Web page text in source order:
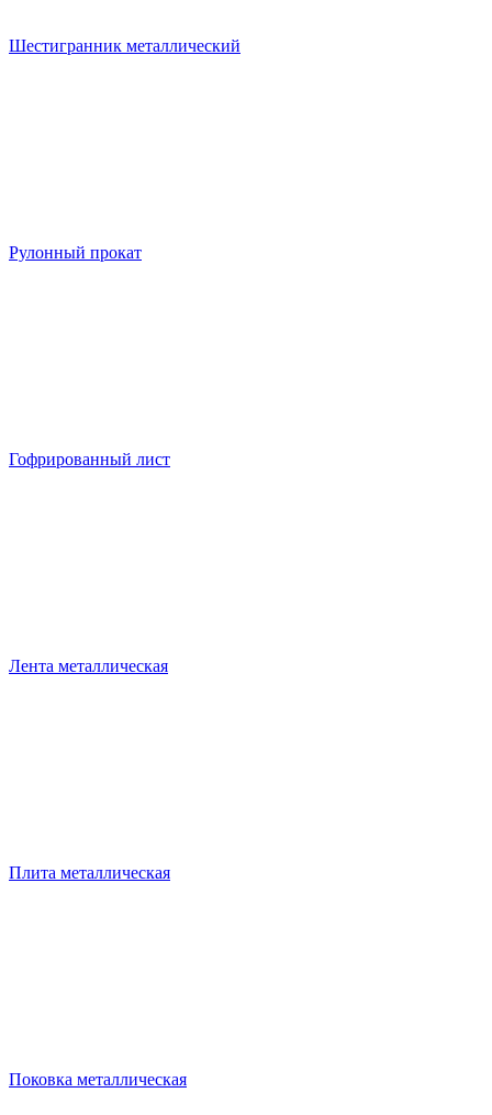
Шестигранник металлический
Рулонный прокат
Гофрированный лист
Лента металлическая
Плита металлическая
Поковка металлическая